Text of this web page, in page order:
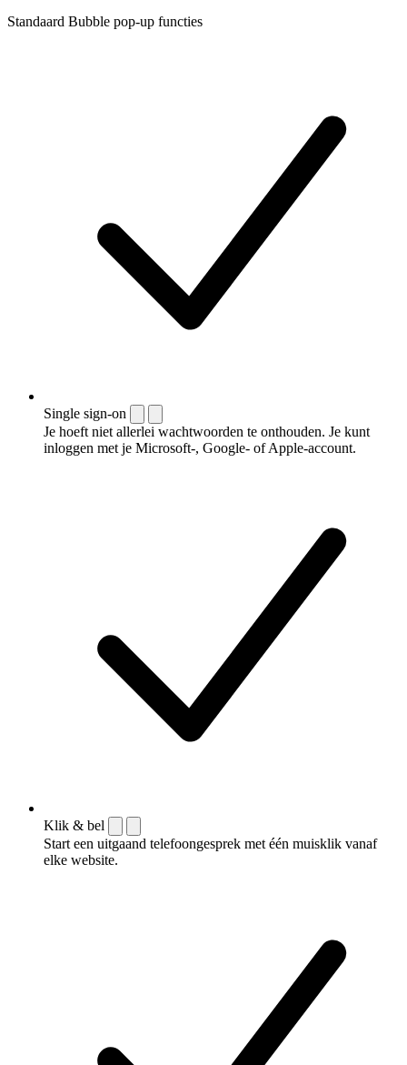
Standaard Bubble pop-up functies
Single sign-on
Je hoeft niet allerlei wachtwoorden te onthouden. Je kunt
inloggen met je Microsoft-, Google- of Apple-account.
Klik & bel
Start een uitgaand telefoongesprek met één muisklik vanaf
elke website.